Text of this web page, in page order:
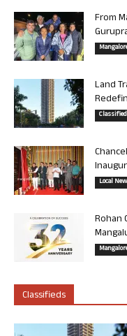
From
Land
Local
Rohan
Classifieds